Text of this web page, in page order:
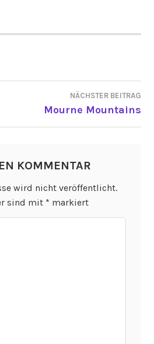
NÄCHSTER BEITRAG
Mourne Mountains
KOMMENTAR
wird nicht veröffentlicht.
sind mit * markiert